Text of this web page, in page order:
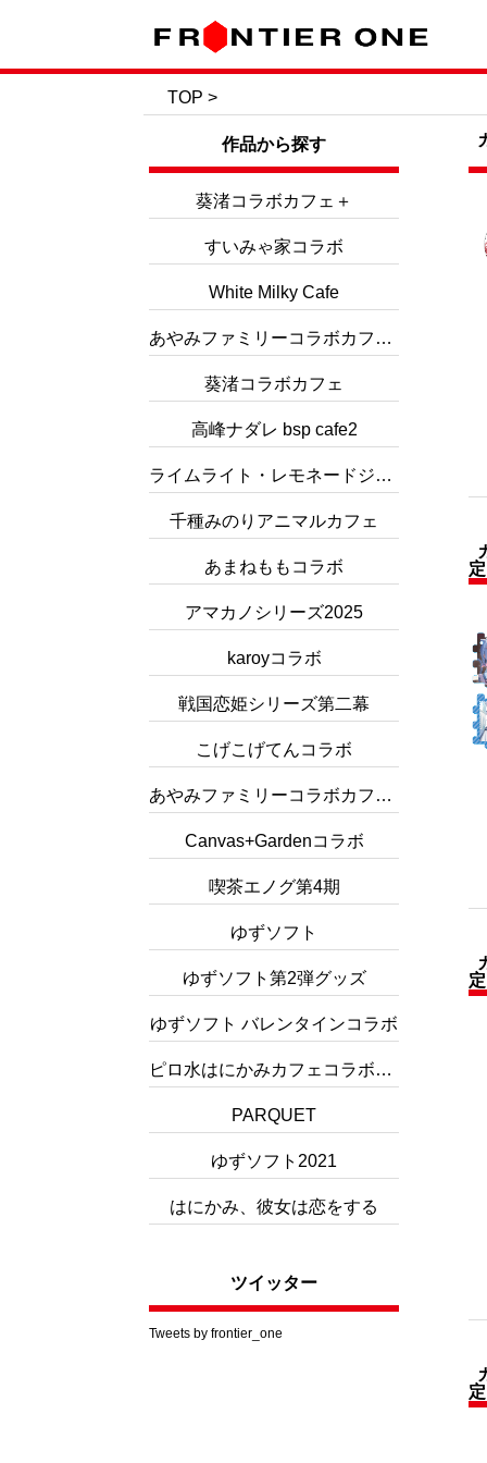
TOP >
作品から探す
葵渚コラボカフェ＋
すいみゃ家コラボ
White Milky Cafe
あやみファミリーコラボカフェ３
葵渚コラボカフェ
高峰ナダレ bsp cafe2
ライムライト・レモネードジャムコラボ
千種みのりアニマルカフェ
あまねももコラボ
アマカノシリーズ2025
karoyコラボ
戦国恋姫シリーズ第二幕
こげこげてんコラボ
あやみファミリーコラボカフェ2
Canvas+Gardenコラボ
喫茶エノグ第4期
ゆずソフト
ゆずソフト第2弾グッズ
ゆずソフト バレンタインコラボ
ピロ水はにかみカフェコラボグッズ
PARQUET
ゆずソフト2021
はにかみ、彼女は恋をする
ツイッター
Tweets by frontier_one